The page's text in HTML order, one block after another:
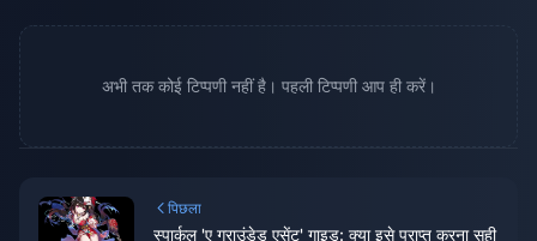
अभी तक कोई टिप्पणी नहीं है। पहली टिप्पणी आप ही करें।
पिछला
स्पार्कल 'ए ग्राउंडेड एसेंट' गाइड: क्या इसे प्राप्त करना सही